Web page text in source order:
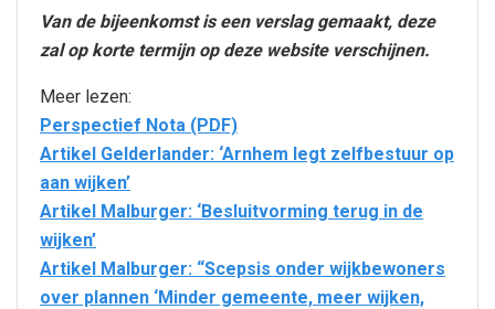
Van de bijeenkomst is een verslag gemaakt, deze
zal op korte termijn op deze website verschijnen.
Meer lezen:
Perspectief Nota (PDF)
Artikel Gelderlander: ‘Arnhem legt zelfbestuur op
aan wijken’
Artikel Malburger: ‘Besluitvorming terug in de
wijken’
Artikel Malburger: “Scepsis onder wijkbewoners
over plannen ‘Minder gemeente, meer wijken,